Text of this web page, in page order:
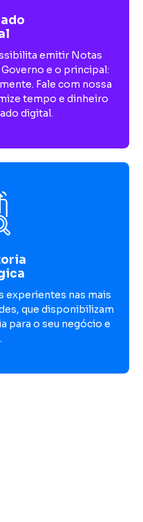
emitir Notas
e o principal:
Fale com nossa
tempo e dinheiro
digital.
experientes nas mais
que disponibilizam
para o seu negócio e